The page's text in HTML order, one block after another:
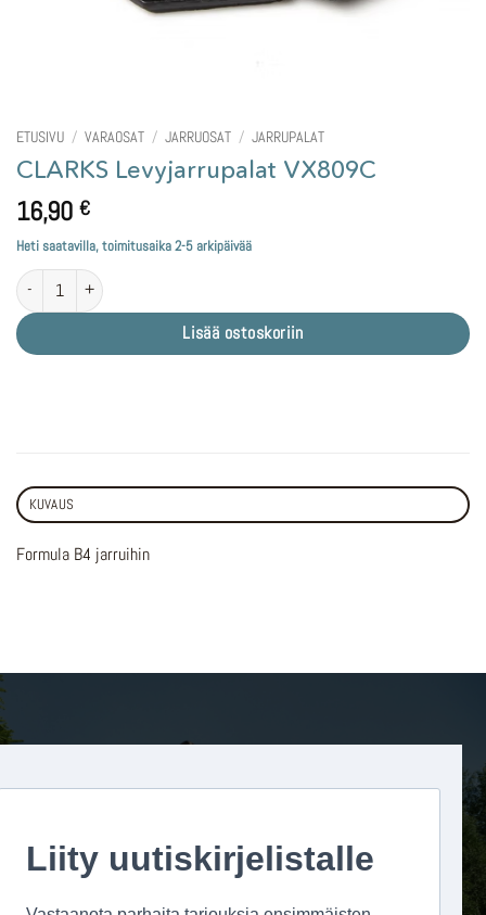
ETUSIVU / VARAOSAT / JARRUOSAT / JARRUPALAT
CLARKS Levyjarrupalat VX809C
16,90 €
Heti saatavilla, toimitusaika 2-5 arkipäivää
CLARKS Levyjarrupalat VX809C määrä
Lisää ostoskoriin
KUVAUS
Formula B4 jarruihin